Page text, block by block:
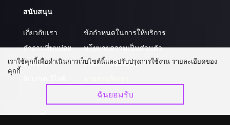
สนับสนุน
เกี่ยวกับเรา
คำถามที่พบบ่อย
ติดต่อเรา
ข้อกำหนดในการให้บริการ
นโยบายความเป็นส่วนตัว
ส่งผลงานของคุณ
ดาวน์โหลดแอป
เราใช้คุกกี้เพื่อดำเนินการเว็บไซต์นี้และปรับปรุงการใช้งาน รายละเอียดของ
คุกกี้
ฉันยอมรับ